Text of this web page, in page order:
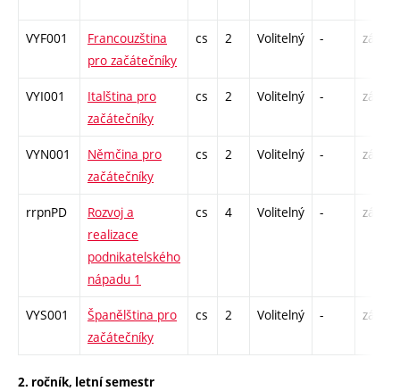
VYF001
Francouzština
pro začátečníky
cs 2 Volitelný - zá
VYI001
Italština pro
začátečníky
cs 2 Volitelný - zá
VYN001
Němčina pro
začátečníky
cs 2 Volitelný - zá
rrpnPD
Rozvoj a
realizace
podnikatelského
nápadu 1
cs 4 Volitelný - zá
VYS001
Španělština pro
začátečníky
cs 2 Volitelný - zá
2. ročník, letní semestr